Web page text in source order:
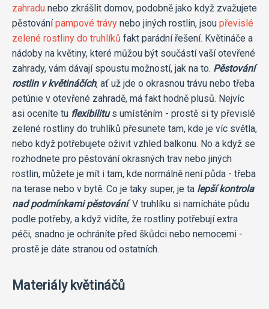
zahradu nebo zkrášlit domov, podobně jako když zvažujete
pěstovánípampové trávy nebo jiných rostlin, jsou převislé
zelené rostliny do truhlíků fakt parádní řešení. Květináče a
nádoby na květiny, které můžou být součástí vaší otevřené
zahrady, vám dávají spoustu možností, jak na to. Pěstování
rostlin v květináčích, ať už jde o okrasnou trávu nebo třeba
petúnie v otevřené zahradě, má fakt hodně plusů. Nejvíc
asi oceníte tu flexibilitus umístěním - prostě si ty převislé
zelené rostliny do truhlíků přesunete tam, kde je víc světla,
nebo když potřebujete oživit vzhled balkonu. No a když se
rozhodnete pro pěstování okrasných trav nebo jiných
rostlin, můžete je mít i tam, kde normálně není půda - třeba
na terase nebo v bytě. Co je taky super, je ta lepší kontrola
nad podmínkami pěstování. V truhlíku si namícháte půdu
podle potřeby, a když vidíte, že rostliny potřebují extra
péči, snadno je ochráníte před škůdci nebo nemocemi -
prostě je dáte stranou od ostatních.
Materiály květináčů